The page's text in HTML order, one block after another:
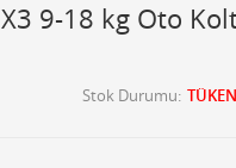
9-18 kg Oto
Stok Durumu